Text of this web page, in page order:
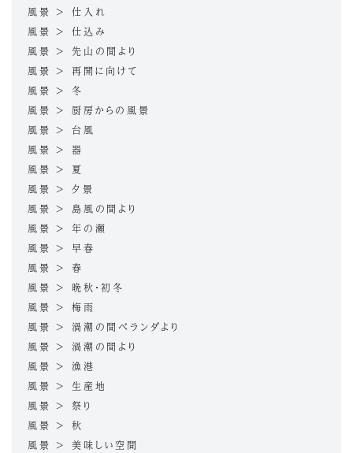
風景 > 仕入れ
風景 > 仕込み
風景 > 先山の間より
風景 > 再開に向けて
風景 > 冬
風景 > 厨房からの風景
風景 > 台風
風景 > 器
風景 > 夏
風景 > 夕景
風景 > 島風の間より
風景 > 年の瀬
風景 > 早春
風景 > 春
風景 > 晩秋・初冬
風景 > 梅雨
風景 > 渦潮の間ベランダより
風景 > 渦潮の間より
風景 > 漁港
風景 > 生産地
風景 > 祭り
風景 > 秋
風景 > 美味しい空間